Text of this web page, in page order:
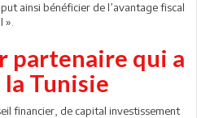
ainsi bénéficier de l’avantage fiscal
partenaire qui a
Tunisie
financier, de capital investissement